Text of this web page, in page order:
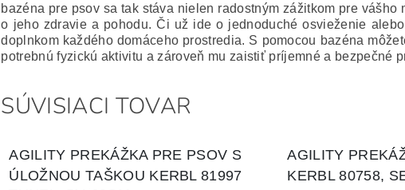
bazéna pre psov sa tak stáva nielen radostným zážitkom pre
o jeho zdravie a pohodu. Či už ide o jednoduché osvieženie
doplnkom každého domáceho prostredia. S pomocou bazéna
potrebnú fyzickú aktivitu a zároveň mu zaistiť príjemné a bezpečné
SÚVISIACI TOVAR